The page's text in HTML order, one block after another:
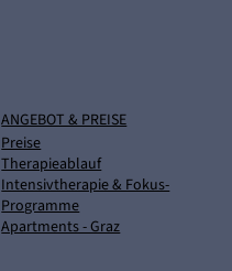
ANGEBOT & PREISE
Preise
Therapieablauf
Intensivtherapie & Fokus-
Programme
Apartments - Graz